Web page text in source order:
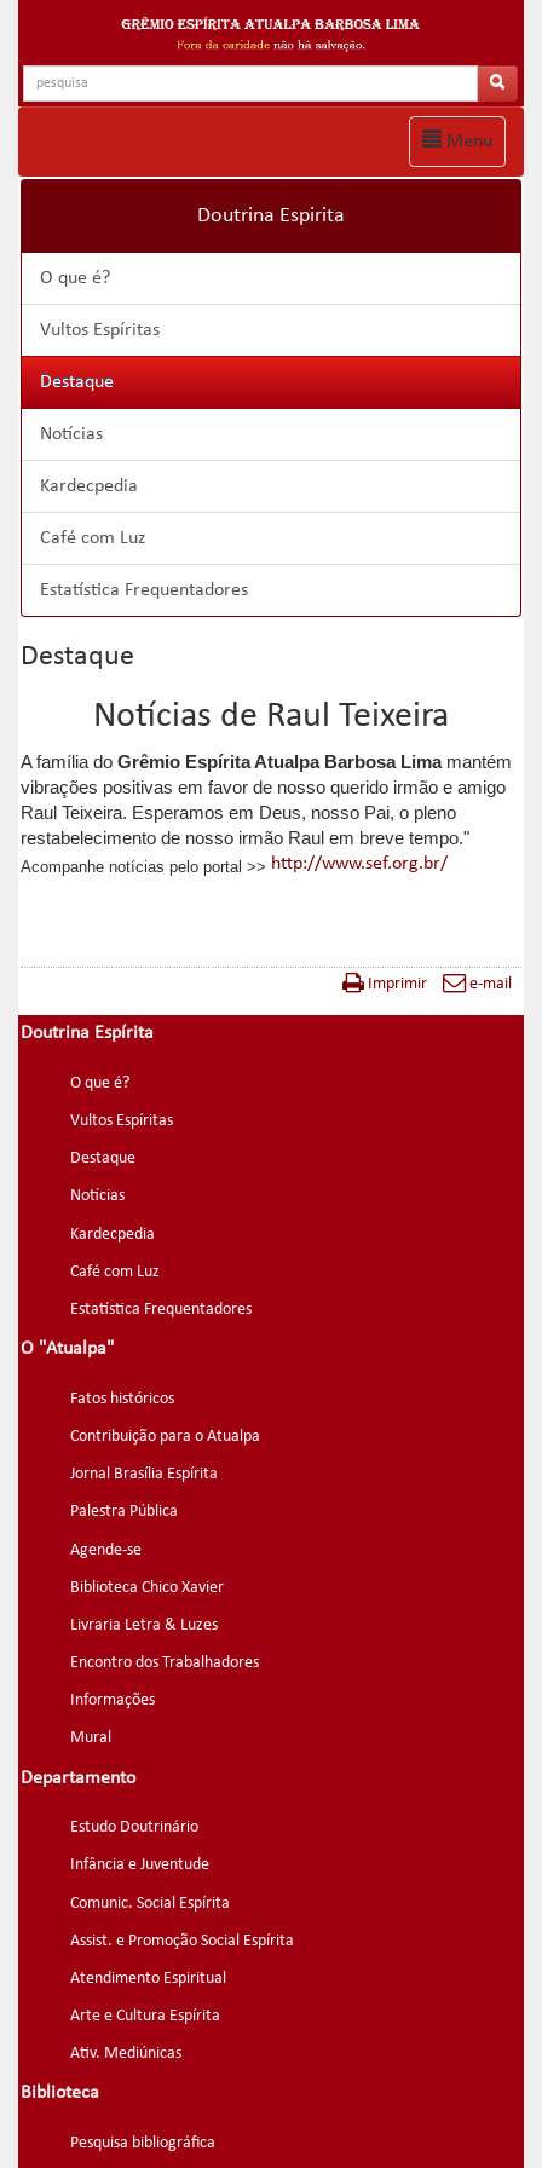
Menu
Doutrina Espirita
O que é?
Vultos Espíritas
Destaque
Notícias
Kardecpedia
Café com Luz
Estatística Frequentadores
Destaque
Notícias de Raul Teixeira
A família doGrêmio Espírita Atualpa Barbosa Limamantém
vibrações positivas em favor de nosso querido irmão e amigo
Raul Teixeira. Esperamos em Deus, nosso Pai, o pleno
restabelecimento de nosso irmão Raul em breve tempo."
Acompanhe notícias pelo portal >> http://www.sef.org.br/
Imprimir e-mail
Doutrina Espírita
O que é?
Vultos Espíritas
Destaque
Notícias
Kardecpedia
Café com Luz
Estatística Frequentadores
O "Atualpa"
Fatos históricos
Contribuição para o Atualpa
Jornal Brasília Espírita
Palestra Pública
Agende-se
Biblioteca Chico Xavier
Livraria Letra & Luzes
Encontro dos Trabalhadores
Informações
Mural
Departamento
Estudo Doutrinário
Infância e Juventude
Comunic. Social Espírita
Assist. e Promoção Social Espírita
Atendimento Espiritual
Arte e Cultura Espírita
Ativ. Mediúnicas
Biblioteca
Pesquisa bibliográfica